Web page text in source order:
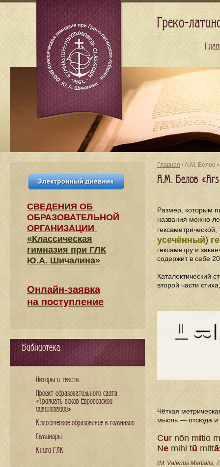
Главная / А.М. Белов
А.М. Белов «Ars
Размер, которым
названия можно
усечённый)
гексаметру и
содержит в себе
Каталектический
второй части
Чёткая
мысль — отсюда и
Cur nōn mitio
Ne mihi tū mittā
(M. Valerius Martialis,
СВЕДЕНИЯ​ ОБ
ОБРАЗОВАТЕЛЬНОЙ
ОРГАНИЗАЦИИ
«Классическая
гимназия при ГЛК
Ю.А. Шичалина»
Онлайн-заявка
на поступление
Библиотека
Авторы и тексты
Проект образовательного сайта
«Тридцать веков Европейской
цивилизации»
Классическое образование в гимназии
Семинары
Книги ГЛК
Греко-